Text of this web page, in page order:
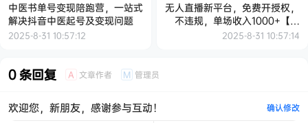
中医书单号变现陪跑营，一站式
解决抖音中医起号及变现问题
2025-8-31 10:57:12
无人直播新平台，免费开授权，
不违规，单场收入1000+【揭
秘】
2025-8-31 10:57:14
0 条回复 A 文章作者 M 管理员
欢迎您，新朋友，感谢参与互动！ 确认修改